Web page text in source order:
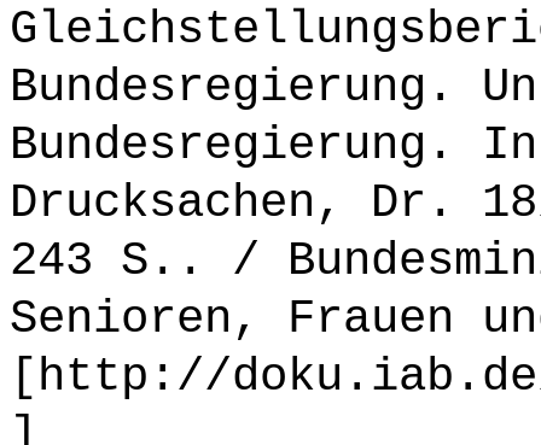
Bundesregierung.
Bundesregierung.
Drucksachen, Dr.
243 S.. /
Senioren, Frauen
[http://